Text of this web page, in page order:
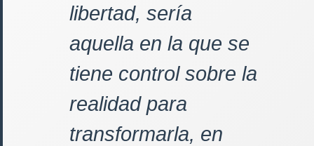
libertad, sería
aquella en la que se
tiene control sobre la
realidad para
transformarla, en